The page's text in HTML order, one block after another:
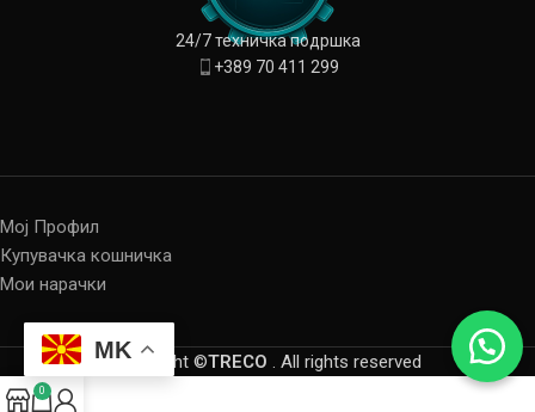
24/7 техничка подршка
+389 70 411 299
Мој Профил
Купувачка кошничка
Мои нарачки
Copyright ©TRECO . All rights reserved
MK
0